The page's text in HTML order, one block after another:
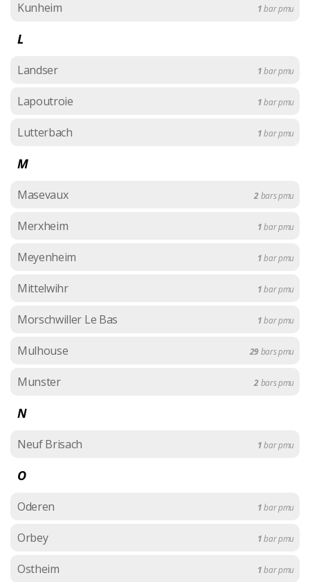
Kunheim 1bar pmu
L
Landser 1bar pmu
Lapoutroie 1bar pmu
Lutterbach 1bar pmu
M
Masevaux 2bars pmu
Merxheim 1bar pmu
Meyenheim 1bar pmu
Mittelwihr 1bar pmu
Morschwiller Le Bas 1bar pmu
Mulhouse 29bars pmu
Munster 2bars pmu
N
Neuf Brisach 1bar pmu
O
Oderen 1bar pmu
Orbey 1bar pmu
Ostheim 1bar pmu